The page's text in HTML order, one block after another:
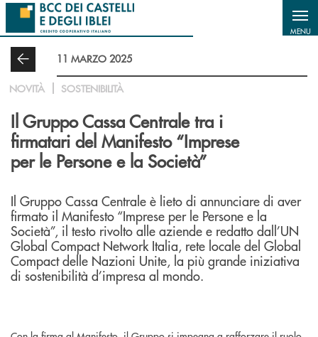
Salta al contenuto principale
MENU
11 MARZO 2025
NOVITÀ SOSTENIBILITÀ
Il Gruppo Cassa Centrale tra i
firmatari del Manifesto “Imprese
per le Persone e la Società”
Il Gruppo Cassa Centrale è lieto di annunciare di aver
firmato il Manifesto “Imprese per le Persone e la
Società”, il testo rivolto alle aziende e redatto dall’UN
Global Compact Network Italia, rete locale del Global
Compact delle Nazioni Unite, la più grande iniziativa
di sostenibilità d’impresa al mondo.